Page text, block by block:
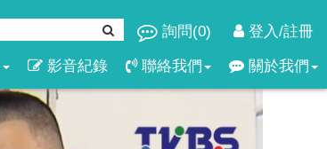
詢問(0) 登入/註冊
影音紀錄 聯絡我們 關於我們